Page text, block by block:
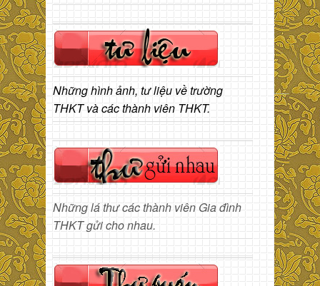
Những hình ảnh, tư liệu về trường
THKT và các thành viên THKT.
Những lá thư các thành viên Gia đình
THKT gửi cho nhau.